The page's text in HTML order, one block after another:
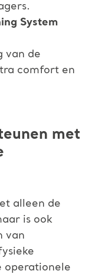
System
van de
comfort en
met
alleen de
is ook
van
operationele